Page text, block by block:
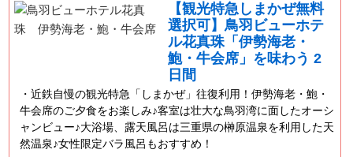
【観光特急しまかぜ無料
選択可】鳥羽ビューホテ
ル花真珠「伊勢海老・
鮑・牛会席」を味わう 2
日間
近鉄自慢の観光特急「しまかぜ」往復利用！伊勢海老・鮑・
牛会席のご夕食をお楽しみ♪客室は壮大な鳥羽湾に面したオーシ
ャンビュー♪大浴場、露天風呂は三重県の榊原温泉を利用した天
然温泉♪女性限定バラ風呂もおすすめ！